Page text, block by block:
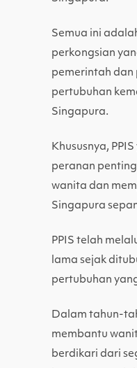
Semua ini
perkongsian
pemerintah dan
pertubuhan
Singapura.
Khususnya,
peranan
wanita dan
Singapura
PPIS telah
lama sejak
pertubuhan
Dalam tahun-
membantu
berdikari dari